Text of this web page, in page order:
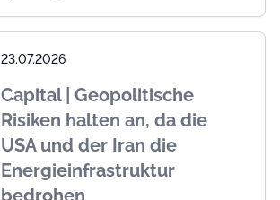
23.07.2026
Capital | Geopolitische
Risiken halten an, da die
USA und der Iran die
Energieinfrastruktur
bedrohen